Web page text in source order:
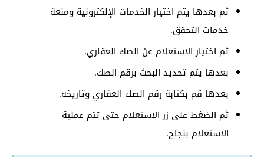
ثم بعدها يتم اختيار الخدمات الإلكترونية ومنعة
خدمات التحقق.
ثم اختيار الاستعلام عن الصك العقاري.
بعدها يتم تحديد البحث برقم الصك.
بعدها قم بكتابة رقم الصك العقاري وتاريخه.
ثم الضغط على زر الاستعلام حتى تتم عملية
الاستعلام بنجاح.